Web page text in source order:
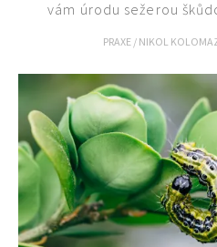
vám úrodu sežerou
PRAXE / NIKOL